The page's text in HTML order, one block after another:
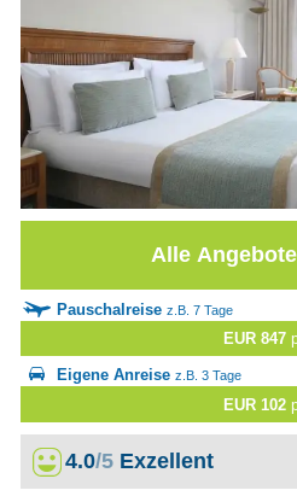
Alle
Pauschalreise z.B. 7 Tage
EUR 847
Eigene Anreise z.B. 3 Tage
EUR 102
4.0/5 Exzellent